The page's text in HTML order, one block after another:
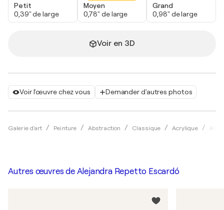
Voir l'œuvre chez vous Demander d'autres photos
Galerie d'art Peinture Abstraction Classique Acrylique
Petit
0,39" de large
Moyen
0,78" de large
Grand
0,98" de large
Voir en 3D
Autres œuvres de Alejandra Repetto Escardó